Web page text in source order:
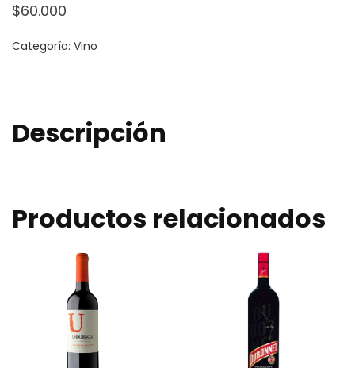
$60.000
Categoría: Vino
Descripción
Productos relacionados